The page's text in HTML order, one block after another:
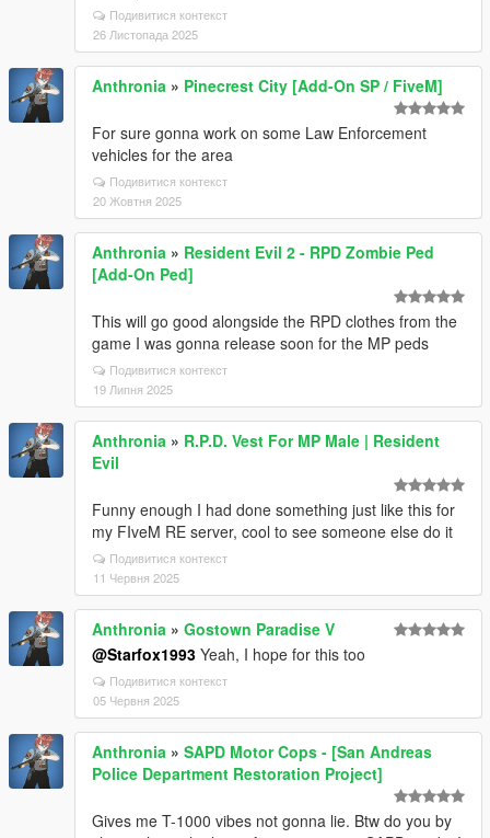
Подивитися контекст
26 Листопада 2025
Anthronia » Pinecrest City [Add-On SP / FiveM]
For sure gonna work on some Law Enforcement
vehicles for the area
Подивитися контекст
20 Жовтня 2025
Anthronia » Resident Evil 2 - RPD Zombie Ped
[Add-On Ped]
This will go good alongside the RPD clothes from the
game I was gonna release soon for the MP peds
Подивитися контекст
19 Липня 2025
Anthronia » R.P.D. Vest For MP Male | Resident
Evil
Funny enough I had done something just like this for
my FIveM RE server, cool to see someone else do it
Подивитися контекст
11 Червня 2025
Anthronia » Gostown Paradise V
@Starfox1993 Yeah, I hope for this too
Подивитися контекст
05 Червня 2025
Anthronia » SAPD Motor Cops - [San Andreas
Police Department Restoration Project]
Gives me T-1000 vibes not gonna lie. Btw do you by